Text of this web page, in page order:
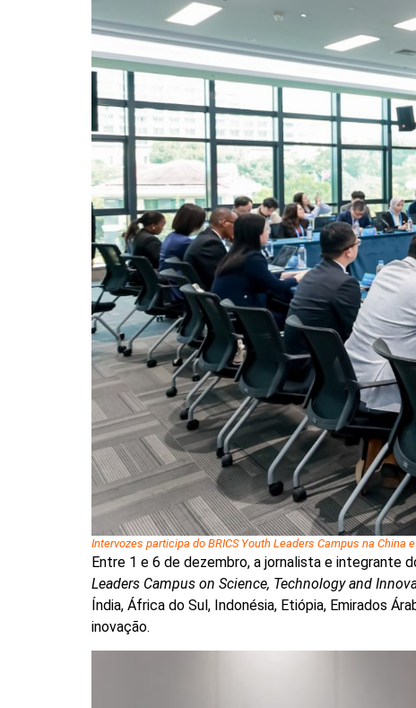
Intervozes participa do BRICS Youth Leaders Campus na
Entre 1 e 6 de dezembro, a jornalista e integrante
Leaders Campus on Science, Technology and
Índia, África do Sul, Indonésia, Etiópia, Emirados
inovação.